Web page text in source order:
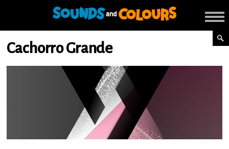
Cachorro Grande